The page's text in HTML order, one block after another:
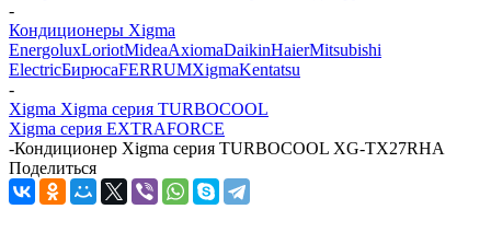
-
Кондиционеры Xigma
EnergoluxLoriotMideaAxiomaDaikinHaierMitsubishi
ElectricБирюсаFERRUMXigmaKentatsu
-
Xigma Xigma серия TURBOCOOL
Xigma серия EXTRAFORCE
-Кондиционер Xigma серия TURBOCOOL XG-TХ27RHA
Поделиться